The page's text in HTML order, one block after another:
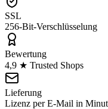
SSL
256-Bit-Verschlüsselung
Bewertung
4,9 ★ Trusted Shops
Lieferung
Lizenz per E-Mail in